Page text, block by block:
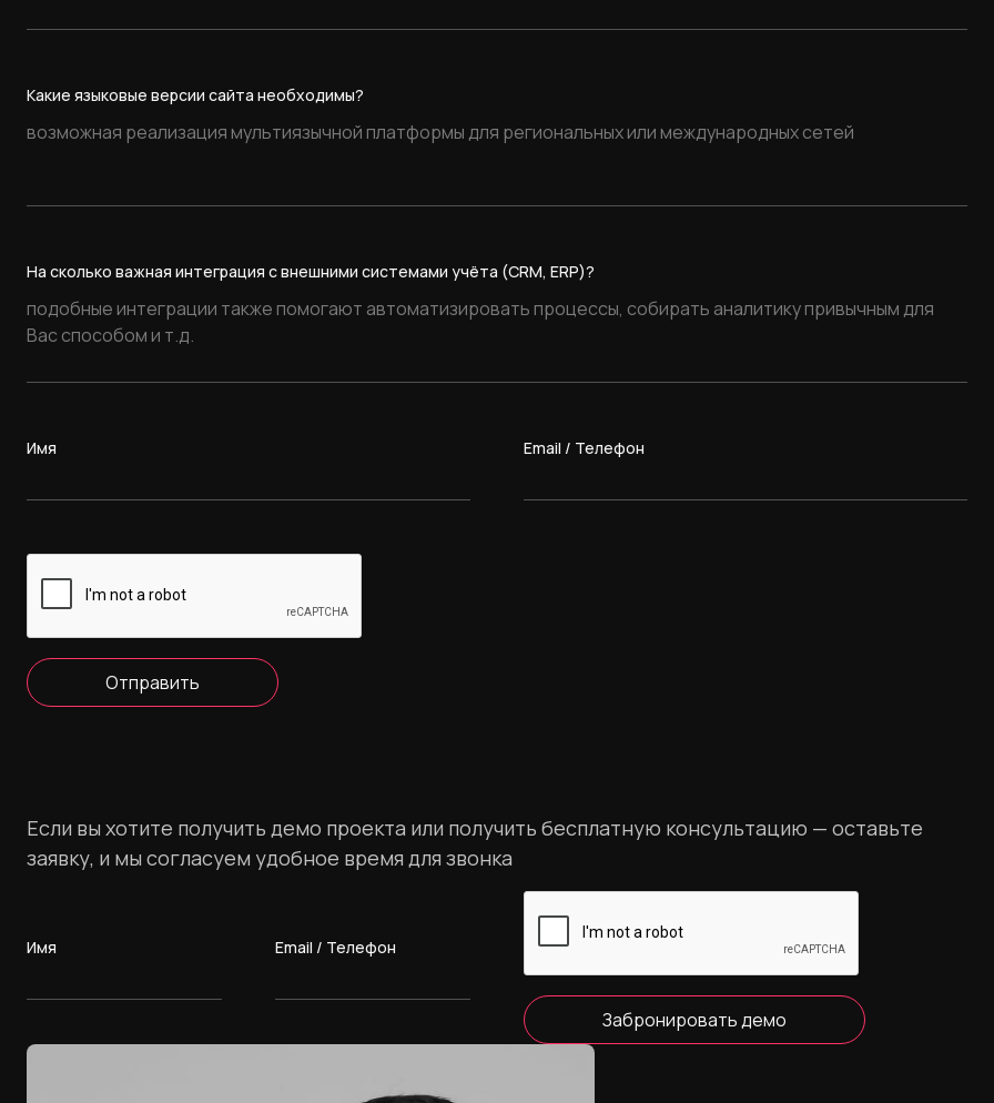
Какие языковые версии сайта необходимы?
На сколько важная интеграция с внешними системами учёта (CRM, ERP)?
Имя Email / Телефон
Отправить
Если вы хотите получить демо проекта или получить бесплатную консультацию — оставьте
заявку, и мы согласуем удобное время для звонка
Имя Email / Телефон
Забронировать демо